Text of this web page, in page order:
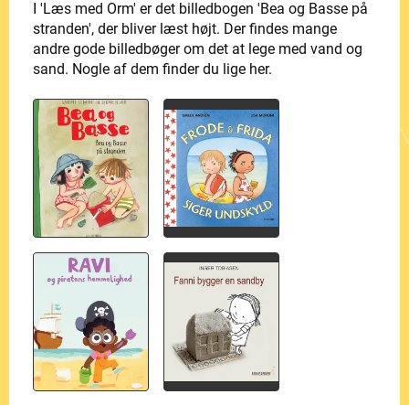
I 'Læs med Orm' er det billedbogen 'Bea og Basse på
stranden', der bliver læst højt. Der findes mange
andre gode billedbøger om det at lege med vand og
sand. Nogle af dem finder du lige her.